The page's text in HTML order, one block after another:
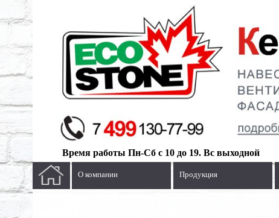
Время работы Пн-Сб с 10 до 19. Вс выходной
О компании Продукция